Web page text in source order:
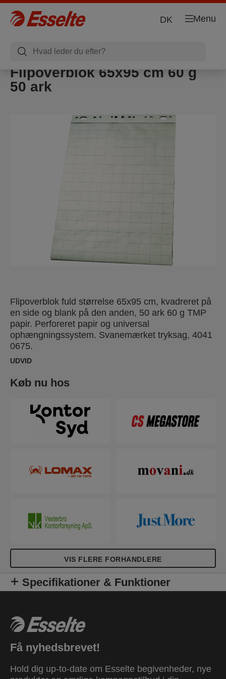
Menu
DK
Flipoverblok 65x95 cm 60 g
50 ark
Flipoverblok fuld størrelse 65x95 cm, kvadreret på
en side og blank på den anden, 50 ark 60 g TMP
papir. Perforeret papir og universal
ophængningssystem. Svanemærket tryksag, 4041
0675.
UDVID
Køb nu hos
VIS FLERE FORHANDLERE
Specifikationer & Funktioner
Få nyhedsbrevet!
Hold dig up-to-date om Esselte begivenheder, nye